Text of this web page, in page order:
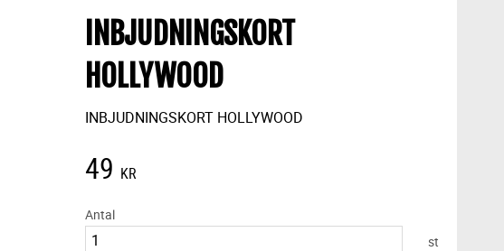
INBJUDNINGSKORT
HOLLYWOOD
INBJUDNINGSKORT HOLLYWOOD
49 KR
Antal
st